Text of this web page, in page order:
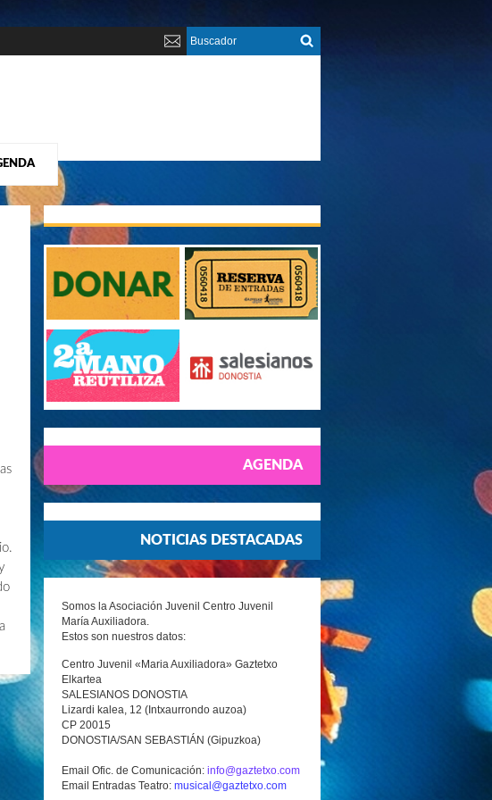
MANO VENTA
AGENDA
NOTICIAS DESTACADAS
Somos la Asociación Juvenil Centro Juvenil
María Auxiliadora.
Estos son nuestros datos:
Centro Juvenil «Maria Auxiliadora» Gaztetxo
Elkartea
SALESIANOS DONOSTIA
Lizardi kalea, 12 (Intxaurrondo auzoa)
CP 20015
DONOSTIA/SAN SEBASTIÁN (Gipuzkoa)
Email Ofic. de Comunicación: info@gaztetxo.com
Email Entradas Teatro: musical@gaztetxo.com